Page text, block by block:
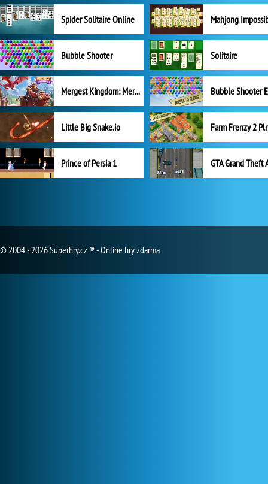
Spider Solitaire Online Mahjong
Bubble Shooter Solitaire
Mergest Kingdom: Merge Puzzle
Little Big Snake.io
Prince of Persia 1 GTA Grand Theft
© 2004 - 2026 Superhry.cz ® - Online hry zdarma